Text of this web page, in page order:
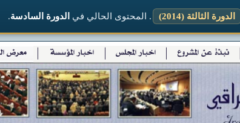
الدورة الثالثة (2014) . المحتوى الحالي في الدورة السادسة.